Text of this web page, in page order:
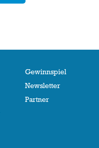
Gewinnspiel
Newsletter
Partner